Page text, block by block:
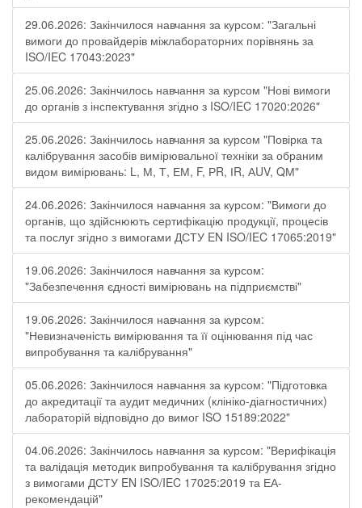
29.06.2026: Закінчилося навчання за курсом: "Загальні
вимоги до провайдерів міжлабораторних порівнянь за
ISO/IEC 17043:2023"
25.06.2026: Закінчилось навчання за курсом "Нові вимоги
до органів з інспектування згідно з ISO/IEC 17020:2026"
25.06.2026: Закінчилось навчання за курсом "Повірка та
калібрування засобів вимірювальної техніки за обраним
видом вимірювань: L, М, Т, ЕМ, F, РR, ІR, АUV, QМ"
24.06.2026: Закінчилося навчання за курсом: "Вимоги до
органів, що здійснюють сертифікацію продукції, процесів
та послуг згідно з вимогами ДСТУ EN ISO/IEC 17065:2019"
19.06.2026: Закінчилося навчання за курсом:
"Забезпечення єдності вимірювань на підприємстві"
19.06.2026: Закінчилося навчання за курсом:
"Невизначеність вимірювання та її оцінювання під час
випробування та калібрування"
05.06.2026: Закінчилося навчання за курсом: "Підготовка
до акредитації та аудит медичних (клініко-діагностичних)
лабораторій відповідно до вимог ISO 15189:2022"
04.06.2026: Закінчилось навчання за курсом: "Верифікація
та валідація методик випробування та калібрування згідно
з вимогами ДСТУ EN ISO/IEC 17025:2019 та ЕА-
рекомендацій"